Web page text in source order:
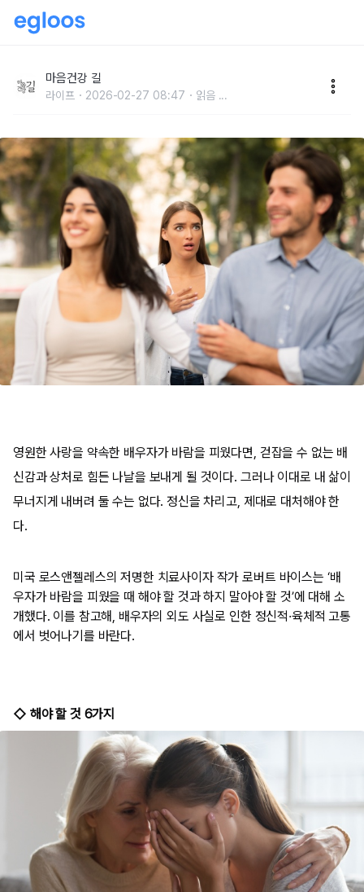
마음건강 길
라이프 2026-02-27 08:47 읽음 ...
영원한 사랑을 약속한 배우자가 바람을 피웠다면, 걷잡을 수 없는 배
신감과 상처로 힘든 나날을 보내게 될 것이다. 그러나 이대로 내 삶이
무너지게 내버려 둘 수는 없다. 정신을 차리고, 제대로 대처해야 한
다.
미국 로스앤젤레스의 저명한 치료사이자 작가 로버트 바이스는 ‘배
우자가 바람을 피웠을 때 해야 할 것과 하지 말아야 할 것’에 대해 소
개했다. 이를 참고해, 배우자의 외도 사실로 인한 정신적·육체적 고통
에서 벗어나기를 바란다.
◇ 해야 할 것 6가지